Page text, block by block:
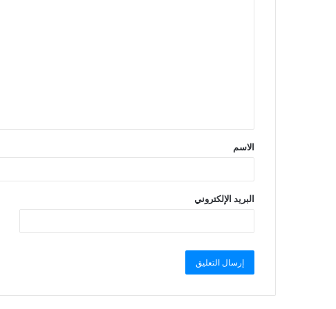
الاسم
البريد الإلكتروني